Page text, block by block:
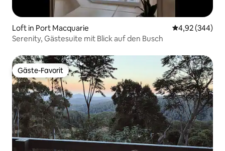
Loft in Port Macquarie
4,92 (344)
Serenity, Gästesuite mit Blick auf den Busch
Gäste-Favorit
Gäste-Favorit